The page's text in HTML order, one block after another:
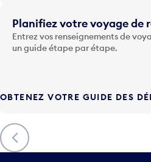
t
o
u
F
è
c
h
Précédent
Planifiez votre voyage de
Entrez vos renseignements de
un guide étape par étape.
OBTENEZ VOTRE GUIDE DES